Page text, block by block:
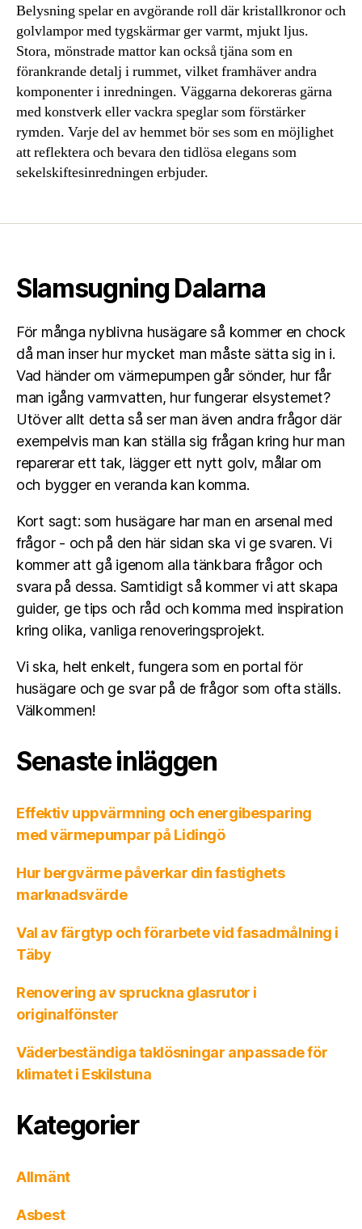
Belysning spelar en avgörande roll där kristallkronor och
golvlampor med tygskärmar ger varmt, mjukt ljus.
Stora, mönstrade mattor kan också tjäna som en
förankrande detalj i rummet, vilket framhäver andra
komponenter i inredningen. Väggarna dekoreras gärna
med konstverk eller vackra speglar som förstärker
rymden. Varje del av hemmet bör ses som en möjlighet
att reflektera och bevara den tidlösa elegans som
sekelskiftesinredningen erbjuder.
Slamsugning Dalarna
För många nyblivna husägare så kommer en chock
då man inser hur mycket man måste sätta sig in i.
Vad händer om värmepumpen går sönder, hur får
man igång varmvatten, hur fungerar elsystemet?
Utöver allt detta så ser man även andra frågor där
exempelvis man kan ställa sig frågan kring hur man
reparerar ett tak, lägger ett nytt golv, målar om
och bygger en veranda kan komma.
Kort sagt: som husägare har man en arsenal med
frågor - och på den här sidan ska vi ge svaren. Vi
kommer att gå igenom alla tänkbara frågor och
svara på dessa. Samtidigt så kommer vi att skapa
guider, ge tips och råd och komma med inspiration
kring olika, vanliga renoveringsprojekt.
Vi ska, helt enkelt, fungera som en portal för
husägare och ge svar på de frågor som ofta ställs.
Välkommen!
Senaste inläggen
Effektiv uppvärmning och energibesparing
med värmepumpar på Lidingö
Hur bergvärme påverkar din fastighets
marknadsvärde
Val av färgtyp och förarbete vid fasadmålning i
Täby
Renovering av spruckna glasrutor i
originalfönster
Väderbeständiga taklösningar anpassade för
klimatet i Eskilstuna
Kategorier
Allmänt
Asbest